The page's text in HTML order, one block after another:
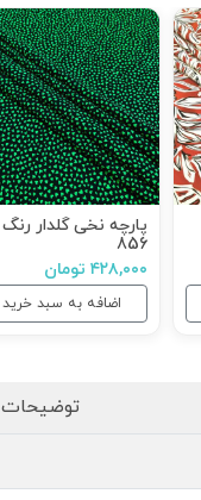
پارچه نخی گلدار رنگ
856
۴۲۸,۰۰۰ تومان
اضافه به سبد خرید
توضیحات